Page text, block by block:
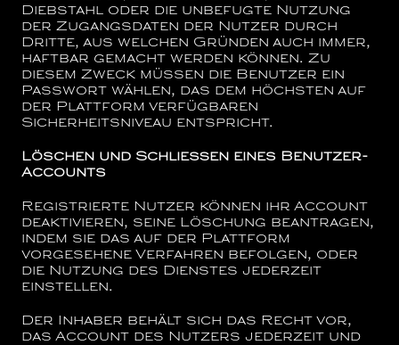
Diebstahl oder die unbefugte Nutzung
der Zugangsdaten der Nutzer durch
Dritte, aus welchen Gründen auch immer,
haftbar gemacht werden können. Zu
diesem Zweck müssen die Benutzer ein
Passwort wählen, das dem höchsten auf
der Plattform verfügbaren
Sicherheitsniveau entspricht.
Löschen und Schließen eines Benutzer-
Accounts
Registrierte Nutzer können ihr Account
deaktivieren, seine Löschung beantragen,
indem sie das auf der Plattform
vorgesehene Verfahren befolgen, oder
die Nutzung des Dienstes jederzeit
einstellen.
Der Inhaber behält sich das Recht vor,
das Account des Nutzers jederzeit und